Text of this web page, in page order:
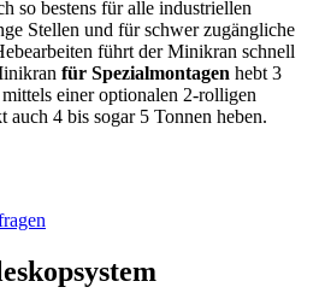
so bestens für alle industriellen
Stellen und für schwer zugängliche
führt der Minikran schnell
für Spezialmontagen hebt 3
einer optionalen 2-rolligen
auch 4 bis sogar 5 Tonnen heben.